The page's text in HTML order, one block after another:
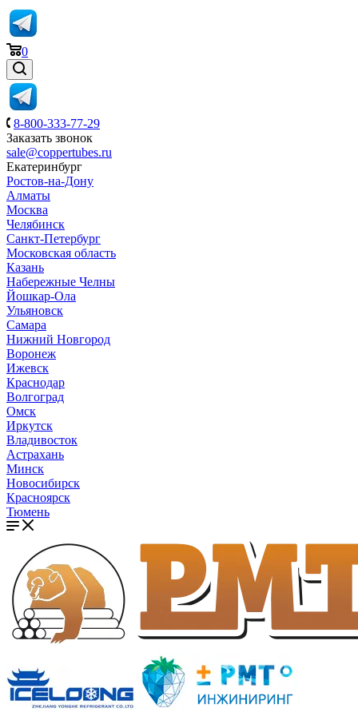
0
8-800-333-77-29
Заказать звонок
sale@coppertubes.ru
Екатеринбург
Ростов-на-Дону
Алматы
Москва
Челябинск
Санкт-Петербург
Московская область
Казань
Набережные Челны
Йошкар-Ола
Ульяновск
Самара
Нижний Новгород
Воронеж
Ижевск
Краснодар
Волгоград
Омск
Иркутск
Владивосток
Астрахань
Минск
Новосибирск
Красноярск
Тюмень